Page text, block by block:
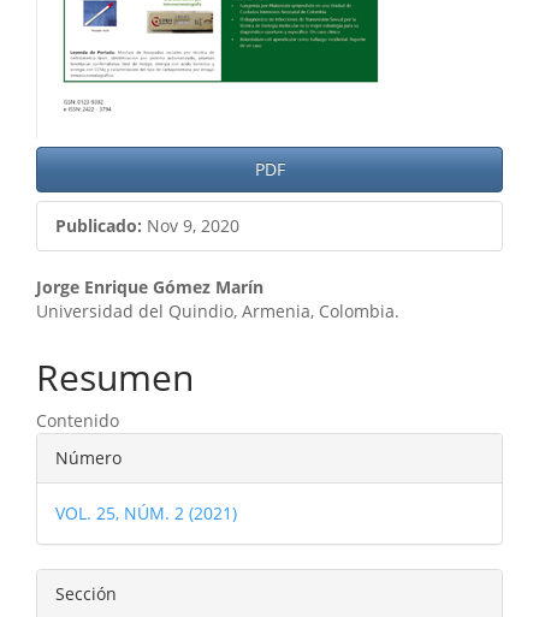
PDF
Publicado: Nov 9, 2020
Contenido
principal
del
artículo
Jorge Enrique Gómez Marín
Universidad del Quindio, Armenia, Colombia.
Resumen
Contenido
Detalles
del
artículo
Número
VOL. 25, NÚM. 2 (2021)
Sección